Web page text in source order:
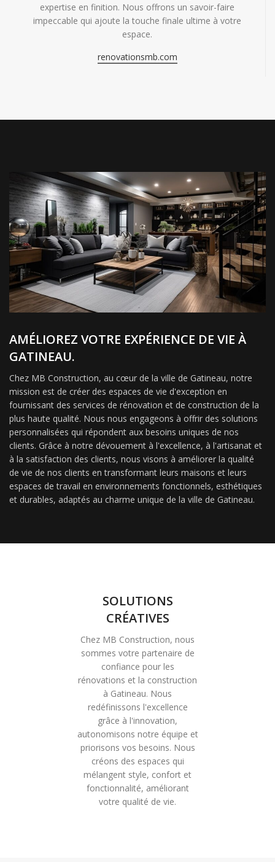
expertise en finition. Nous offrons un savoir-faire
impeccable qui ajoute la touche finale ultime à votre
espace.
renovationsmb.com
AMÉLIOREZ VOTRE EXPÉRIENCE DE VIE À
GATINEAU.
Chez MB Construction, au cœur de la ville de Gatineau, notre
mission est de créer des espaces de vie d'exception en
fournissant des services de rénovation et de construction de la
plus haute qualité. Nous nous engageons à offrir des solutions
personnalisées qui répondent aux besoins uniques de nos
clients. Grâce à notre dévouement à l'excellence, à l'artisanat et
à la satisfaction des clients, nous visons à améliorer la qualité
de vie de nos clients en transformant leurs maisons et leurs
espaces de travail en environnements fonctionnels, esthétiques
et durables, adaptés au charme unique de la ville de Gatineau.
SOLUTIONS
CRÉATIVES
Chez MB Construction, nous
sommes votre partenaire de
confiance pour les
rénovations et la construction
à Gatineau. Nous
redéfinissons l'excellence
grâce à l'innovation,
autonomisons notre équipe et
priorisons vos besoins. Nous
créons des espaces qui
mélangent style, confort et
fonctionnalité, améliorant
votre qualité de vie.